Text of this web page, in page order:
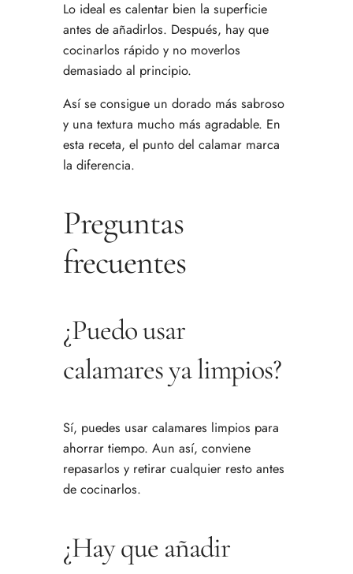
Lo ideal es calentar bien la superficie
antes de añadirlos. Después, hay que
cocinarlos rápido y no moverlos
demasiado al principio.
Así se consigue un dorado más sabroso
y una textura mucho más agradable. En
esta receta, el punto del calamar marca
la diferencia.
Preguntas
frecuentes
¿Puedo usar
calamares ya limpios?
Sí, puedes usar calamares limpios para
ahorrar tiempo. Aun así, conviene
repasarlos y retirar cualquier resto antes
de cocinarlos.
¿Hay que añadir